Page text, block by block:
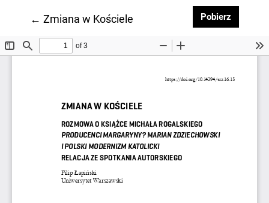
← Wróć do szczegółów artykułu
Zmiana w Kościele Pobierz